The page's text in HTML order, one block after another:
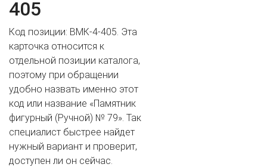
Cогласиие на обработку персональных данных
405
Код позиции: ВМК-4-405. Эта
карточка относится к
отдельной позиции каталога,
поэтому при обращении
удобно назвать именно этот
код или название «Памятник
фигурный (Ручной) № 79». Так
специалист быстрее найдет
нужный вариант и проверит,
доступен ли он сейчас.